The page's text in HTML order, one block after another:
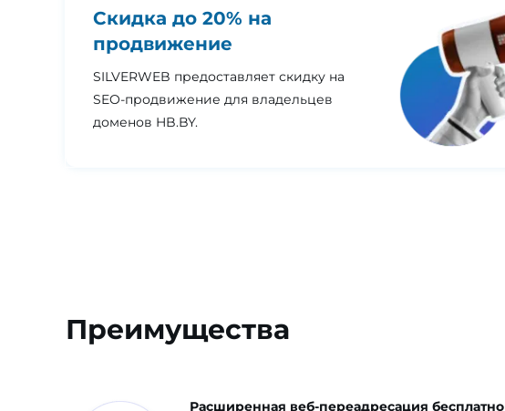
Скидка до 20% на
продвижение
SILVERWEB предоставляет скидку на
SEO-продвижение для владельцев
доменов HB.BY.
Преимущества
Расширенная веб-переадресация бесплатно